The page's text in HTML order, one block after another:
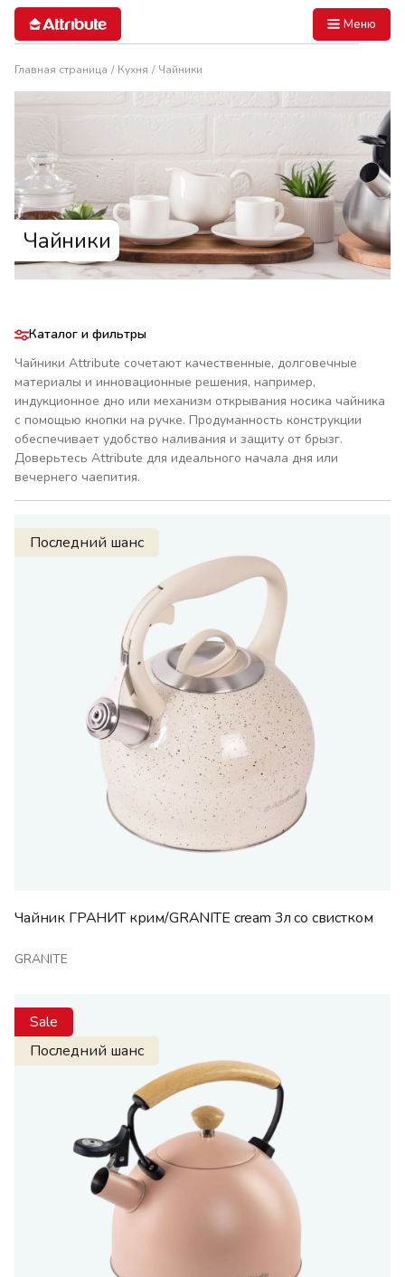
Меню
Главная страница Кухня Чайники
Чайники
Каталог и фильтры
Чайники Attribute сочетают качественные, долговечные
материалы и инновационные решения, например,
индукционное дно или механизм открывания носика чайника
с помощью кнопки на ручке. Продуманность конструкции
обеспечивает удобство наливания и защиту от брызг.
Доверьтесь Attribute для идеального начала дня или
вечернего чаепития.
Последний шанс
Чайник ГРАНИТ крим/GRANITE cream 3л со свистком
GRANITE
Sale
Последний шанс